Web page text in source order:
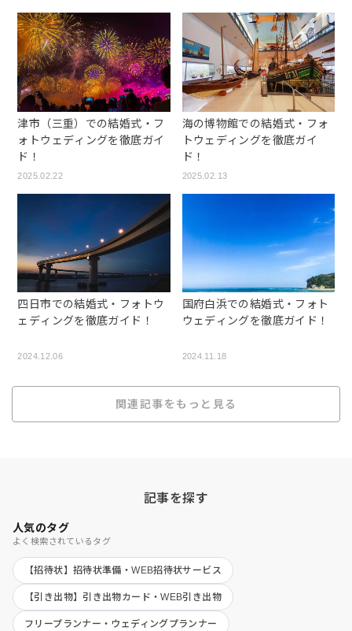
津市（三重）での結婚式・フ
ォトウェディングを徹底ガイ
ド！
2025.02.22
海の博物館での結婚式・フォ
トウェディングを徹底ガイ
ド！
2025.02.13
四日市での結婚式・フォトウ
ェディングを徹底ガイド！
2024.12.06
国府白浜での結婚式・フォト
ウェディングを徹底ガイド！
2024.11.18
関連記事をもっと見る
記事を探す
人気のタグ
よく検索されているタグ
【招待状】招待状準備・WEB招待状サービス
【引き出物】引き出物カード・WEB引き出物
フリープランナー・ウェディングプランナー